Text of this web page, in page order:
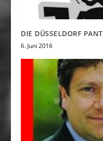
DIE DÜSSELDORF
6. Juni 2016